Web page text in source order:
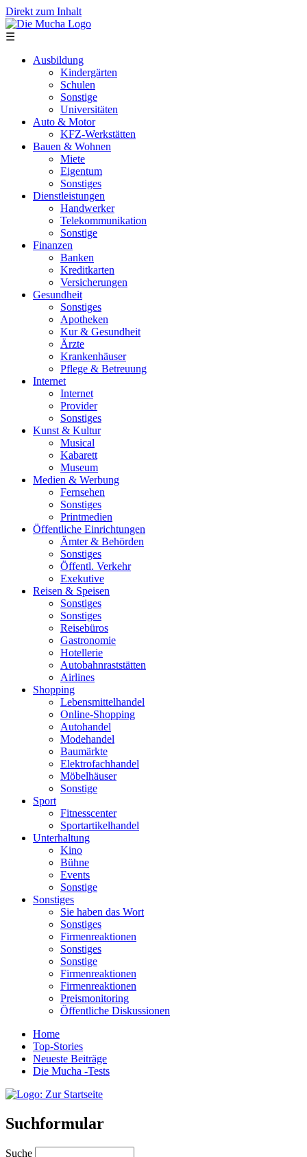
Direkt zum Inhalt
☰
Ausbildung
Kindergärten
Schulen
Sonstige
Universitäten
Auto & Motor
KFZ-Werkstätten
Bauen & Wohnen
Miete
Eigentum
Sonstiges
Dienstleistungen
Handwerker
Telekommunikation
Sonstige
Finanzen
Banken
Kreditkarten
Versicherungen
Gesundheit
Sonstiges
Apotheken
Kur & Gesundheit
Ärzte
Krankenhäuser
Pflege & Betreuung
Internet
Internet
Provider
Sonstiges
Kunst & Kultur
Musical
Kabarett
Museum
Medien & Werbung
Fernsehen
Sonstiges
Printmedien
Öffentliche Einrichtungen
Ämter & Behörden
Sonstiges
Öffentl. Verkehr
Exekutive
Reisen & Speisen
Sonstiges
Sonstiges
Reisebüros
Gastronomie
Hotellerie
Autobahnraststätten
Airlines
Shopping
Lebensmittelhandel
Online-Shopping
Autohandel
Modehandel
Baumärkte
Elektrofachhandel
Möbelhäuser
Sonstige
Sport
Fitnesscenter
Sportartikelhandel
Unterhaltung
Kino
Bühne
Events
Sonstige
Sonstiges
Sie haben das Wort
Sonstiges
Firmenreaktionen
Sonstiges
Sonstige
Firmenreaktionen
Firmenreaktionen
Preismonitoring
Öffentliche Diskussionen
Home
Top-Stories
Neueste Beiträge
Die Mucha -Tests
Suchformular
Suche